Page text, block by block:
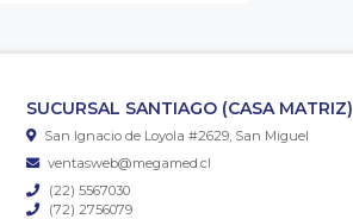
SUCURSAL SANTIAGO (CASA MATRIZ)
San Ignacio de Loyola #2629, San Miguel
ventasweb@megamed.cl
(22) 5567030
(72) 2756079